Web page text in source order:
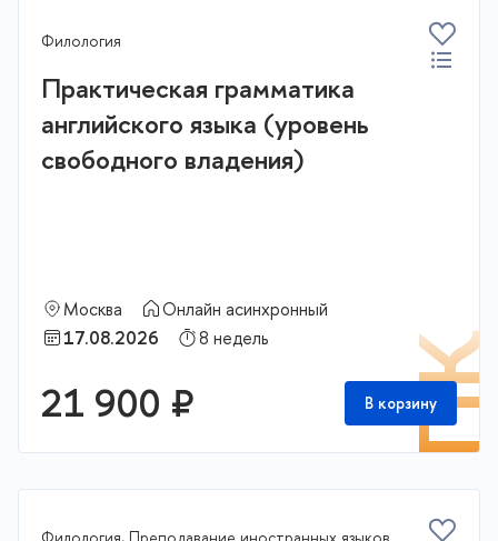
Филология
Практическая грамматика
английского языка (уровень
свободного владения)
Москва
Онлайн асинхронный
17.08.2026
8 недель
21 900 ₽ В корзину